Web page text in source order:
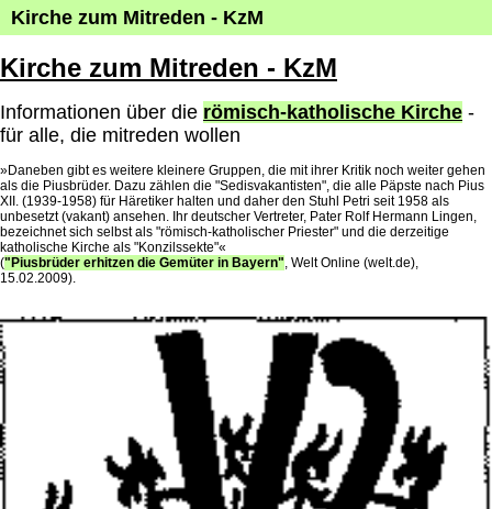
Kirche zum Mitreden - KzM
Kirche zum Mitreden - KzM
Informationen über die römisch-katholische Kirche -
für alle, die mitreden wollen
»Daneben gibt es weitere kleinere Gruppen, die mit ihrer Kritik noch weiter gehen
als die Piusbrüder. Dazu zählen die "Sedisvakantisten", die alle Päpste nach Pius
XII. (1939-1958) für Häretiker halten und daher den Stuhl Petri seit 1958 als
unbesetzt (vakant) ansehen. Ihr deutscher Vertreter, Pater Rolf Hermann Lingen,
bezeichnet sich selbst als "römisch-katholischer Priester" und die derzeitige
katholische Kirche als "Konzilssekte"«
("Piusbrüder erhitzen die Gemüter in Bayern", Welt Online (welt.de),
15.02.2009).